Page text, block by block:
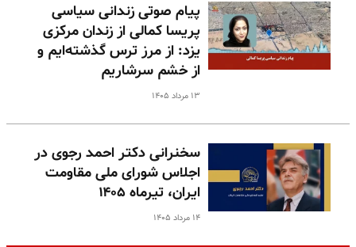
پیام صوتی زندانی سیاسی
پریسا کمالی از زندان مرکزی
یزد: از مرز ترس گذشته‌ایم و
از خشم سرشاریم
۱۳ مرداد ۱۴۰۵
سخنرانی دکتر احمد رجوی در
اجلاس شورای ملی مقاومت
ایران، تیرماه ۱۴۰۵
۱۴ مرداد ۱۴۰۵